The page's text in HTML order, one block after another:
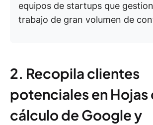
equipos de startups que
trabajo de gran volumen de
2. Recopila clientes
potenciales en Hojas
cálculo de Google y